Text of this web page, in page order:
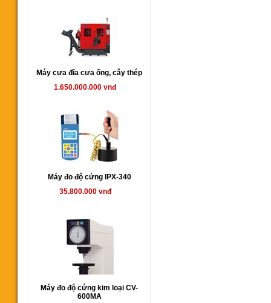
Máy cưa đĩa cưa ống, cây thép
1.650.000.000 vnđ
Máy đo độ cứng IPX-340
35.800.000 vnđ
Máy đo độ cứng kim loại CV-
600MA